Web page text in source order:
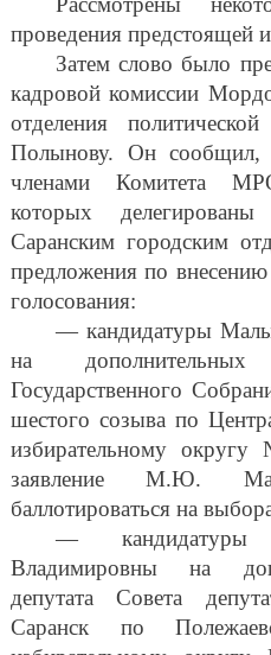
проведения предстоящей
Затем слово было
кадровой комиссии
отделения
Полынову. Он сообщил,
членами Комитета
которых
Саранским городским
предложения по
голосования:
— кандидатуры
на
Государственного
шестого созыва по
избирательному
заявление М.Ю.
баллотироваться на
— кандидатуры
Владимировны на
депутата Совета
Саранск по